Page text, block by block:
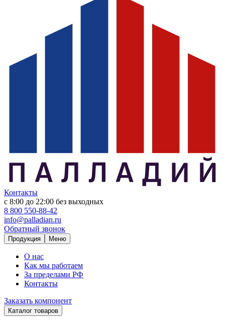
Контакты
с 8:00 до 22:00 без выходных
8 800 550-88-42
info@palladian.ru
Обратный звонок
Продукция Меню
О нас
Как мы работаем
За пределами РФ
Контакты
Заказать компонент
Каталог товаров